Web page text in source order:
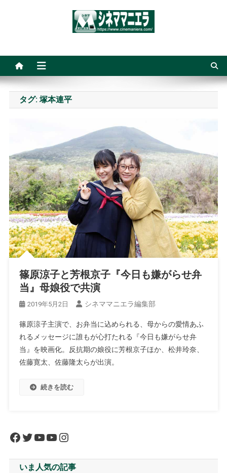
タグ: 塚本連平
篠原涼子と芳根京子『今日も嫌がらせ弁
当』母娘役で共演
2019年5月2日 シネママニエラ編集部
篠原涼子主演で、お弁当に込められる、母からの愛情あふ
れるメッセージに誰もが心打たれる『今日も嫌がらせ弁
当』を映画化。反抗期の娘役に芳根京子ほか、松井玲奈、
佐藤寛太、佐藤隆太らが出演。
続きを読む
Facebook
Twitter
YouTube
YouTube
Instagram
いま人気の記事